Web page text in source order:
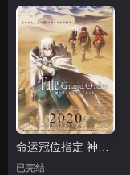
命运冠位指定 神圣圆桌领域卡美洛 前篇
已完结